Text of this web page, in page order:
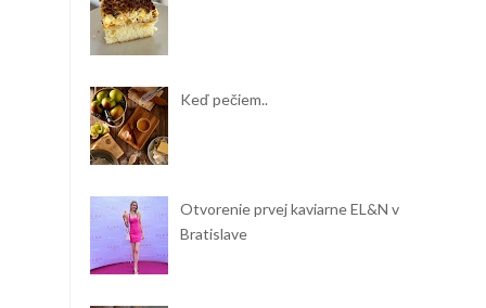
Keď pečiem..
Otvorenie prvej kaviarne EL&N v
Bratislave